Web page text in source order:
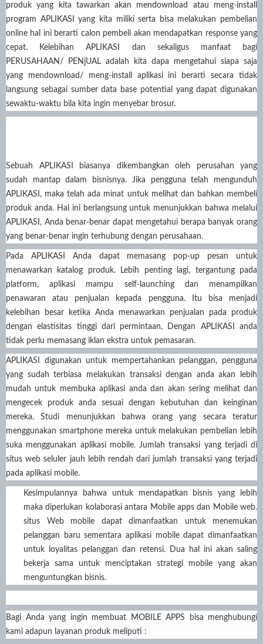
produk yang kita tawarkan akan mendownload atau meng-install
program APLIKASI yang kita miliki serta bisa melakukan pembelian
online hal ini berarti calon pembeli akan mendapatkan response yang
cepat. Kelebihan APLIKASI dan sekaligus manfaat bagi
PERUSAHAAN/ PENjUAL adalah kita dapa mengetahui siapa saja
yang mendownload/ meng-install aplikasi ini berarti secara tidak
langsung sebagai sumber data base potential yang dapat digunakan
sewaktu-waktu bila kita ingin menyebar brosur.
Sebuah APLIKASI biasanya dikembangkan oleh perusahan yang
sudah mantap dalam bisnisnya. Jika pengguna telah mengunduh
APLIKASI, maka telah ada minat untuk melihat dan bahkan membeli
produk anda. Hal ini berlangsung untuk menunjukkan bahwa melalui
APLIKASI, Anda benar-benar dapat mengetahui berapa banyak orang
yang benar-benar ingin terhubung dengan perusahaan.
Pada APLIKASI Anda dapat memasang pop-up pesan untuk
menawarkan katalog produk. Lebih penting lagi, tergantung pada
platform, aplikasi mampu self-launching dan menampilkan
penawaran atau penjualan kepada pengguna. Itu bisa menjadi
kelebihan besar ketika Anda menawarkan penjualan pada produk
dengan elastisitas tinggi dari permintaan. Dengan APLIKASI anda
tidak perlu memasang iklan ekstra untuk pemasaran.
APLIKASI digunakan untuk mempertahankan pelanggan, pengguna
yang sudah terbiasa melakukan transaksi dengan anda akan lebih
mudah untuk membuka aplikasi anda dan akan sering melihat dan
mengecek produk anda sesuai dengan kebutuhan dan keinginan
mereka. Studi menunjukkan bahwa orang yang secara teratur
menggunakan smartphone mereka untuk melakukan pembelian lebih
suka menggunakan aplikasi mobile. Jumlah transaksi yang terjadi di
situs web seluler jauh lebih rendah dari jumlah transaksi yang terjadi
pada aplikasi mobile.
Kesimpulannya bahwa untuk mendapatkan bisnis yang lebih
maka diperlukan kolaborasi antara Mobile apps dan Mobile web.
situs Web mobile dapat dimanfaatkan untuk menemukan
pelanggan baru sementara aplikasi mobile dapat dimanfaatkan
untuk loyalitas pelanggan dan retensi. Dua hal ini akan saling
bekerja sama untuk menciptakan strategi mobile yang akan
menguntungkan bisnis.
Bagi Anda yang ingin membuat MOBILE APPS bisa menghubungi
kami adapun layanan produk meliputi :